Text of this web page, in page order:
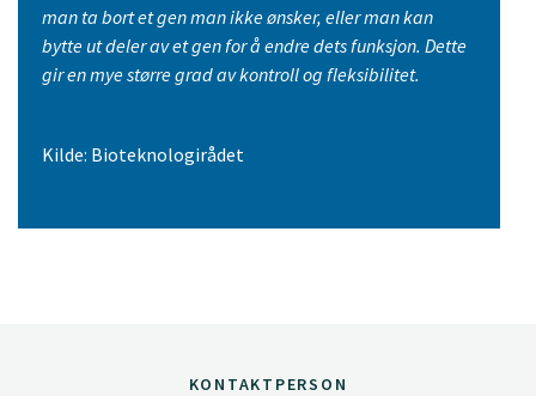
man ta bort et gen man ikke ønsker, eller man kan
bytte ut deler av et gen for å endre dets funksjon. Dette
gir en mye større grad av kontroll og fleksibilitet.
Kilde: Bioteknologirådet
KONTAKTPERSON